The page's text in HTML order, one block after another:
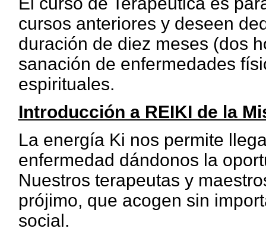
cursos anteriores y deseen
duración de diez meses (dos
sanación de enfermedades
espirituales.
Introducción a REIKI de la
La energía Ki nos permite
enfermedad dándonos la
Nuestros terapeutas y
prójimo, que acogen sin
social.